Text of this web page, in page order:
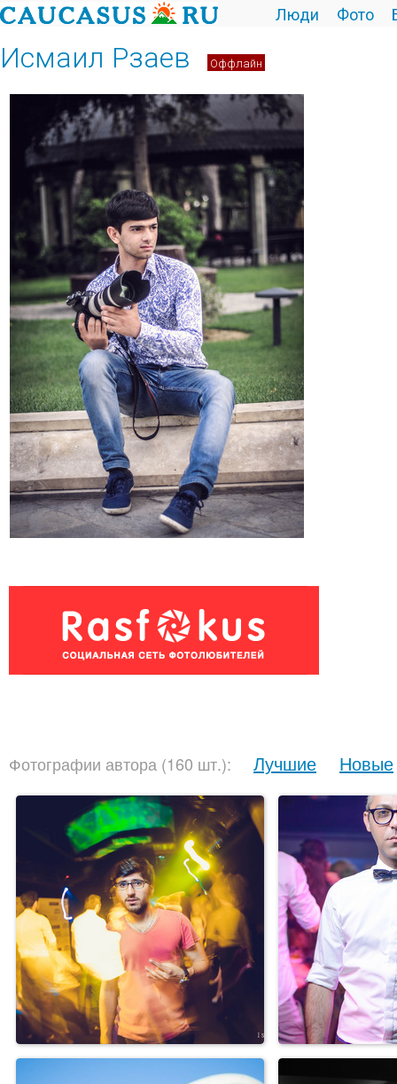
Люди Фото
Исмаил Рзаев Оффлайн
Фотографии автора (160 шт.): Лучшие Новые